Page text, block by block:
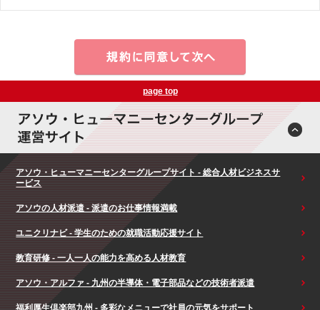
page top
アソウ・ヒューマニーセンターグループサイト - 総合人材ビジネスサ
ービス
アソウの人材派遣 - 派遣のお仕事情報満載
ユニクリナビ - 学生のための就職活動応援サイト
教育研修 - 一人一人の能力を高める人材教育
アソウ・アルファ - 九州の半導体・電子部品などの技術者派遣
福利厚生倶楽部九州 - 多彩なメニューで社員の元気をサポート